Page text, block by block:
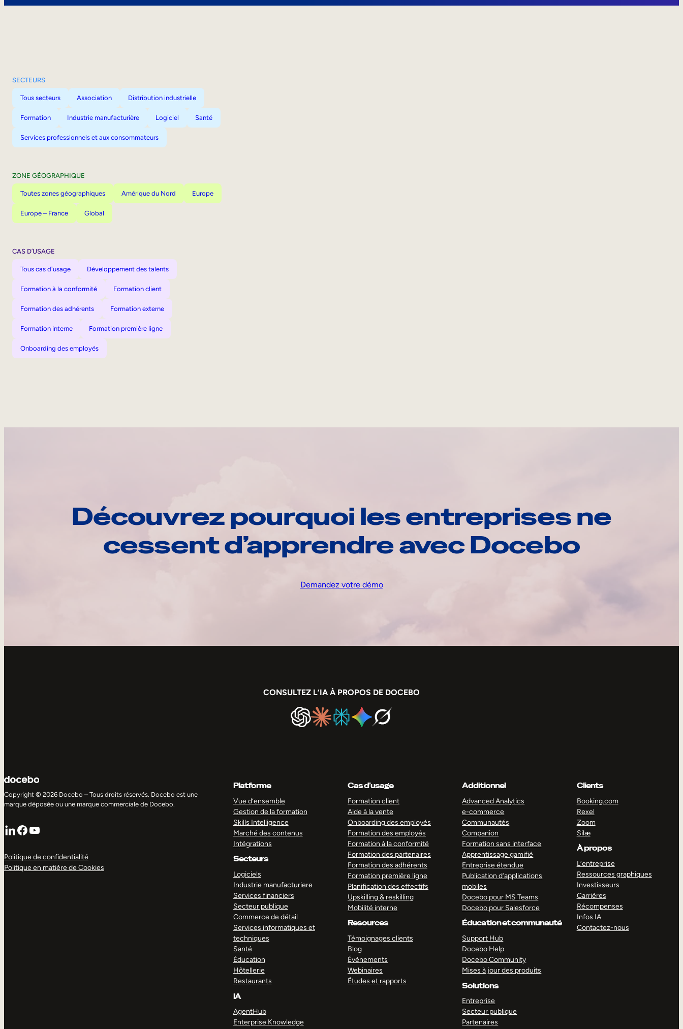
SECTEURS
Tous secteurs Association Distribution industrielle
Formation Industrie manufacturière Logiciel Santé
Services professionnels et aux consommateurs
ZONE GÉOGRAPHIQUE
Toutes zones géographiques Amérique du Nord Europe
Europe – France Global
CAS D’USAGE
Tous cas d'usage Développement des talents
Formation à la conformité Formation client
Formation des adhérents Formation externe
Formation interne Formation première ligne
Onboarding des employés
Découvrez pourquoi les entreprises ne
cessent d’apprendre avec Docebo
Demandez votre démo
CONSULTEZ L’IA À PROPOS DE DOCEBO
Copyright © 2026 Docebo – Tous droits réservés. Docebo est une
marque déposée ou une marque commerciale de Docebo.
LinkedIn
Facebook
YouTube
Politique de confidentialité
Politique en matière de Cookies
Platforme
Vue d’ensemble
Gestion de la formation
Skills Intelligence
Marché des contenus
Intégrations
Secteurs
Logiciels
Industrie manufacturiere
Services financiers
Secteur publique
Commerce de détail
Services informatiques et
techniques
Santé
Éducation
Hôtellerie
Restaurants
IA
AgentHub
Enterprise Knowledge
Cas d’usage
Formation client
Aide à la vente
Onboarding des employés
Formation des employés
Formation à la conformité
Formation des partenaires
Formation des adhérents
Formation première ligne
Planification des effectifs
Upskilling & reskilling
Mobilité interne
Resources
Témoignages clients
Blog
Événements
Webinaires
Études et rapports
Additionnel
Advanced Analytics
e-commerce
Communautés
Companion
Formation sans interface
Apprentissage gamifié
Entreprise étendue
Publication d’applications
mobiles
Docebo pour MS Teams
Docebo pour Salesforce
Éducation et communauté
Support Hub
Docebo Help
Docebo Community
Mises à jour des produits
Solutions
Entreprise
Secteur publique
Partenaires
Clients
Booking.com
Rexel
Zoom
Silæ
À propos
L’entreprise
Ressources graphiques
Investisseurs
Carrières
Récompenses
Infos IA
Contactez-nous